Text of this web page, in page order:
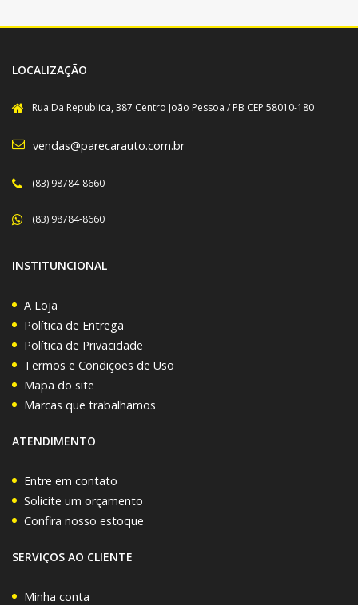
LOCALIZAÇÃO
Rua Da Republica, 387 Centro João Pessoa / PB CEP 58010-180
vendas@parecarauto.com.br
(83) 98784-8660
(83) 98784-8660
INSTITUNCIONAL
A Loja
Política de Entrega
Política de Privacidade
Termos e Condições de Uso
Mapa do site
Marcas que trabalhamos
ATENDIMENTO
Entre em contato
Solicite um orçamento
Confira nosso estoque
SERVIÇOS AO CLIENTE
Minha conta